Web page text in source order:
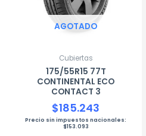
AGOTADO
Cubiertas
175/55R15 77T
CONTINENTAL ECO
CONTACT 3
$185.243
Precio sin impuestos nacionales:
$153.093